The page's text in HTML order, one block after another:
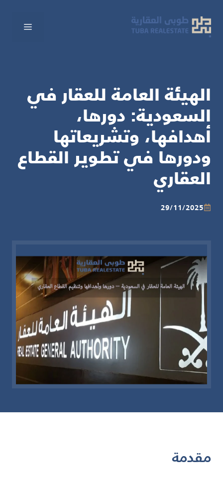
المحتوى
الهيئة العامة للعقار في
السعودية: دورها،
أهدافها، وتشريعاتها
ودورها في تطوير القطاع
العقاري
29/11/2025
مقدمة